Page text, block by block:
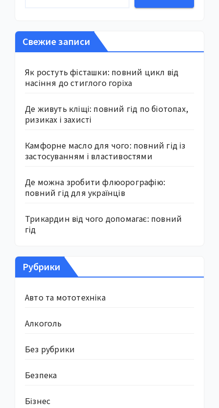
Свежие записи
Як ростуть фісташки: повний цикл від
насіння до стиглого горіха
Де живуть кліщі: повний гід по біотопах,
ризиках і захисті
Камфорне масло для чого: повний гід із
застосуванням і властивостями
Де можна зробити флюорографію:
повний гід для українців
Трикардин від чого допомагає: повний
гід
Рубрики
Авто та мототехніка
Алкоголь
Без рубрики
Безпека
Бізнес